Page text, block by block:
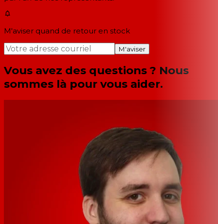
M'aviser quand de retour en stock
M'aviser
Vous avez des questions ? Nous
sommes là pour vous aider.